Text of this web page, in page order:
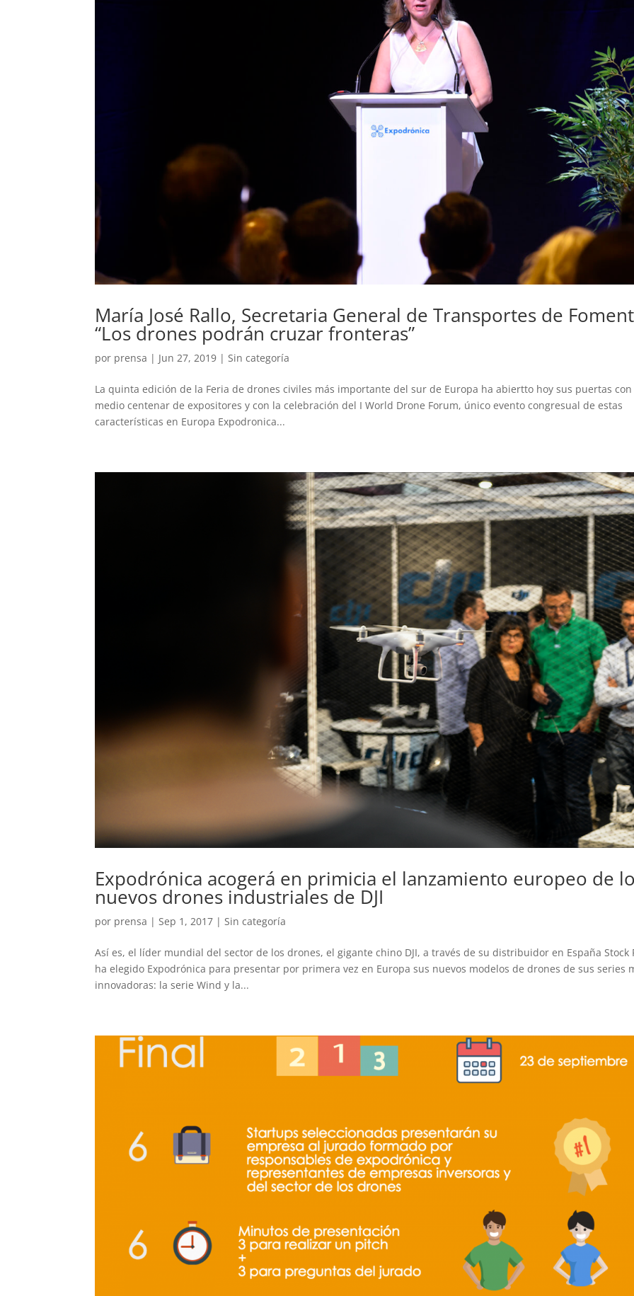
María José Rallo, Secretaria General de Transportes de
“Los drones podrán cruzar fronteras”
por prensa | Jun 27, 2019 |Sin categoría
La quinta edición de la Feria de drones civiles más importante del sur de Europa ha abiertto hoy sus puertas con
medio centenar de expositores y con la celebración del I World Drone Forum, único evento congresual de estas
características en Europa Expodronica...
Expodrónica acogerá en primicia el lanzamiento europeo de
nuevos drones industriales de DJI
por prensa | Sep 1, 2017 | Sin categoría
Así es, el líder mundial del sector de los drones, el gigante chino DJI, a través de su distribuidor en España Stock
ha elegido Expodrónica para presentar por primera vez en Europa sus nuevos modelos de drones de sus series
innovadoras: la serie Wind y la...